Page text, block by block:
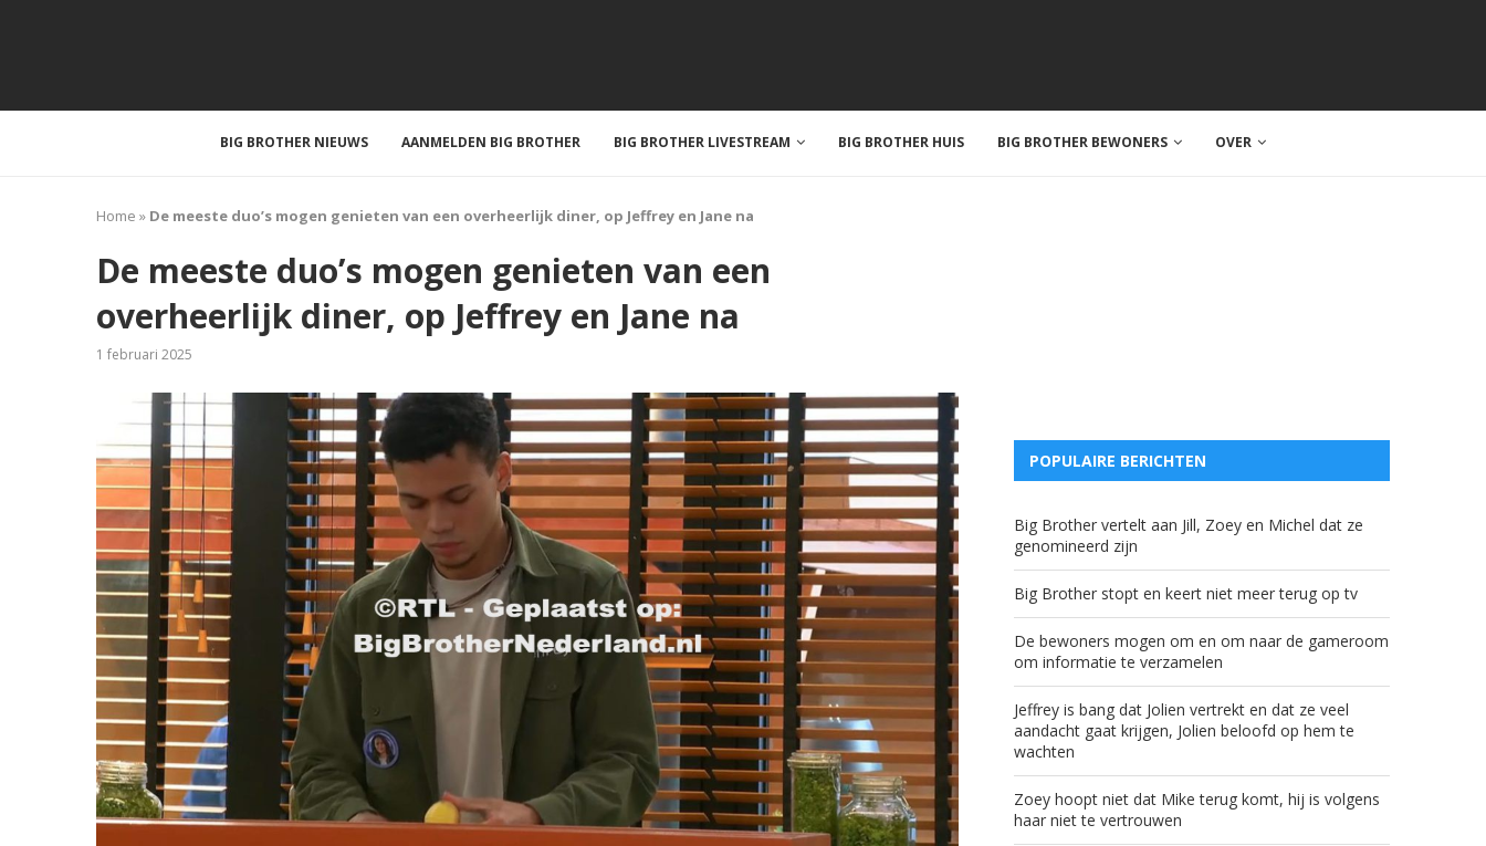
BIG BROTHER NIEUWS AANMELDEN BIG BROTHER BIG BROTHER LIVESTREAM BIG BROTHER HUIS BIG BROTHER BEWONERS OVER
Home » De meeste duo’s mogen genieten van een overheerlijk diner, op Jeffrey en Jane na
De meeste duo’s mogen genieten van een
overheerlijk diner, op Jeffrey en Jane na
1 februari 2025
POPULAIRE BERICHTEN
Big Brother vertelt aan Jill, Zoey en Michel dat ze
genomineerd zijn
Big Brother stopt en keert niet meer terug op tv
De bewoners mogen om en om naar de gameroom
om informatie te verzamelen
Jeffrey is bang dat Jolien vertrekt en dat ze veel
aandacht gaat krijgen, Jolien beloofd op hem te
wachten
Zoey hoopt niet dat Mike terug komt, hij is volgens
haar niet te vertrouwen